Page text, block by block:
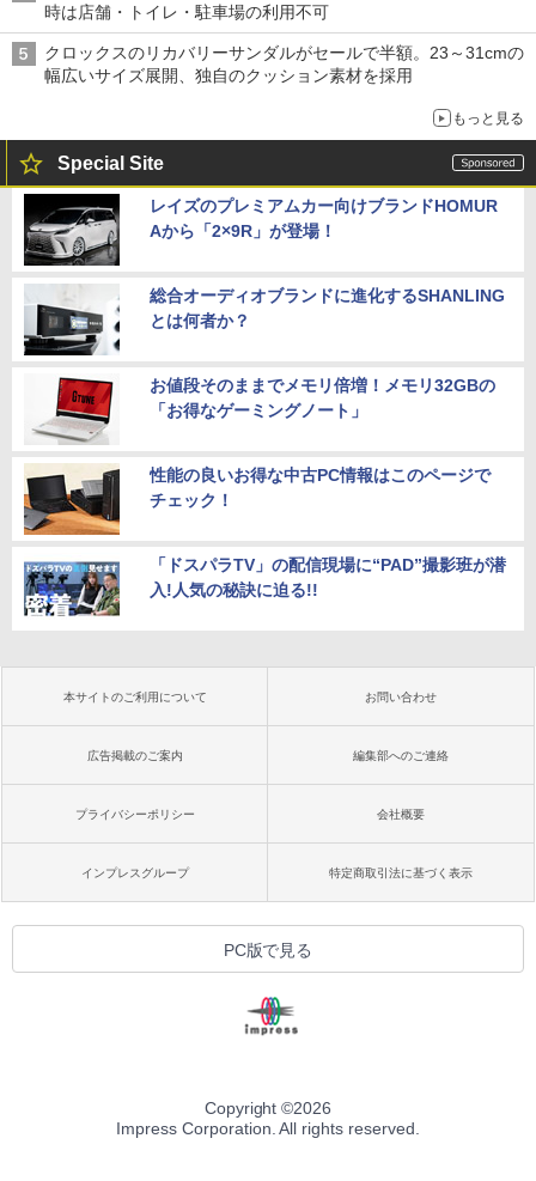
時は店舗・トイレ・駐車場の利用不可
クロックスのリカバリーサンダルがセールで半額。23～31cmの
幅広いサイズ展開、独自のクッション素材を採用
もっと見る
Special Site
レイズのプレミアムカー向けブランドHOMUR
Aから「2×9R」が登場！
総合オーディオブランドに進化するSHANLING
とは何者か？
お値段そのままでメモリ倍増！メモリ32GBの
「お得なゲーミングノート」
性能の良いお得な中古PC情報はこのページで
チェック！
「ドスパラTV」の配信現場に“PAD”撮影班が潜
入!人気の秘訣に迫る!!
本サイトのご利用について お問い合わせ
広告掲載のご案内 編集部へのご連絡
プライバシーポリシー 会社概要
インプレスグループ 特定商取引法に基づく表示
PC版で見る
Copyright ©2026
Impress Corporation. All rights reserved.